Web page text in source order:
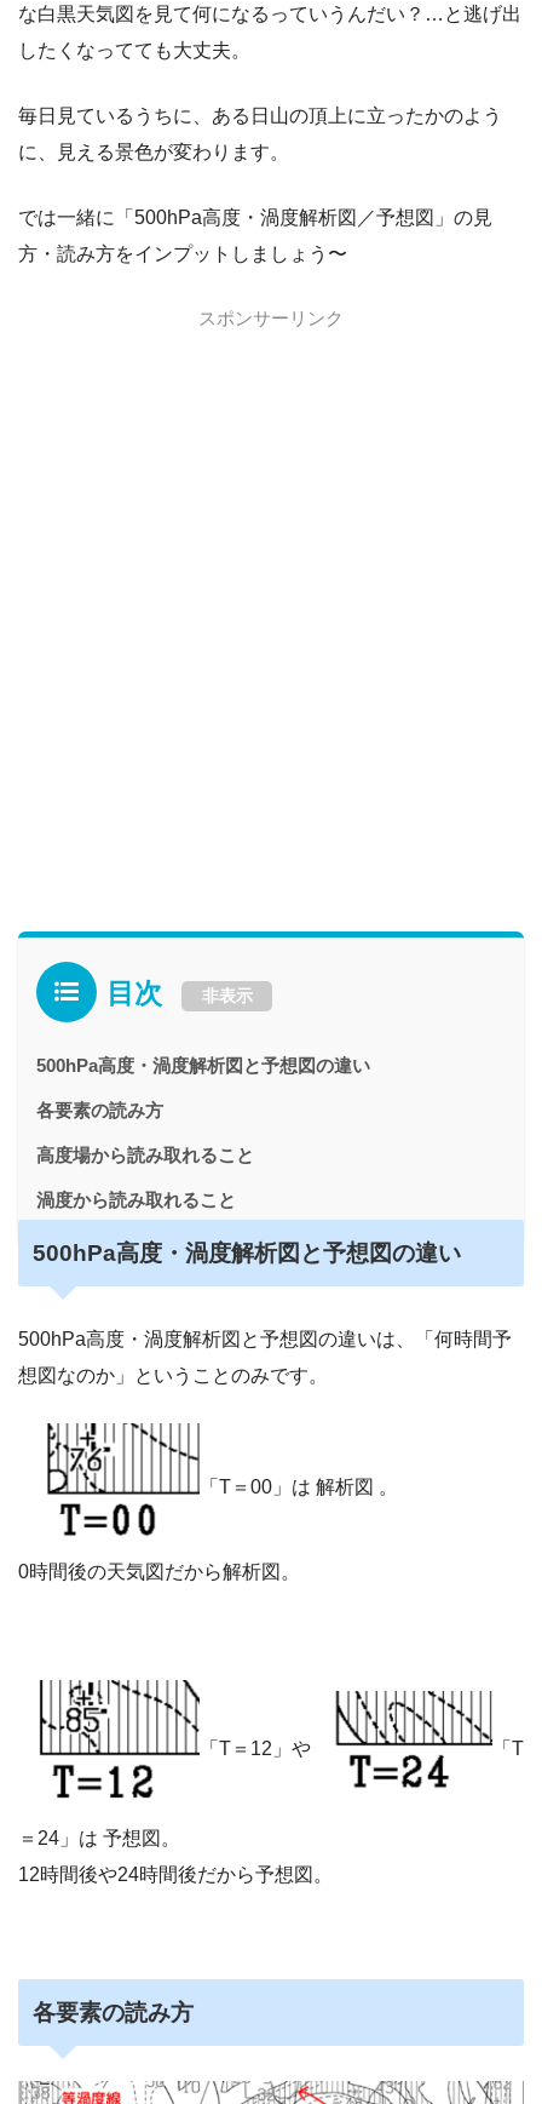
な白黒天気図を見て何になるっていうんだい？…と逃げ出
したくなってても大丈夫。
毎日見ているうちに、ある日山の頂上に立ったかのよう
に、見える景色が変わります。
では一緒に「500hPa高度・渦度解析図／予想図」の見
方・読み方をインプットしましょう〜
スポンサーリンク
目次 非表示
500hPa高度・渦度解析図と予想図の違い
各要素の読み方
高度場から読み取れること
渦度から読み取れること
500hPa高度・渦度解析図と予想図の違い
500hPa高度・渦度解析図と予想図の違いは、「何時間予
想図なのか」ということのみです。
「T＝00」は 解析図 。
0時間後の天気図だから解析図。
「T＝12」や 「T
＝24」は 予想図。
12時間後や24時間後だから予想図。
各要素の読み方